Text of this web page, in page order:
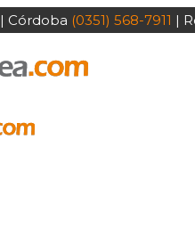
| Córdoba (0351) 568-7911 |